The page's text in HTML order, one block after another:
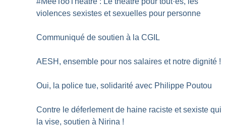
violences sexistes et sexuelles pour personne
Communiqué de soutien à la CGIL
AESH, ensemble pour nos salaires et notre dignité !
Oui, la police tue, solidarité avec Philippe Poutou
Contre le déferlement de haine raciste et sexiste qui
la vise, soutien à Nirina !